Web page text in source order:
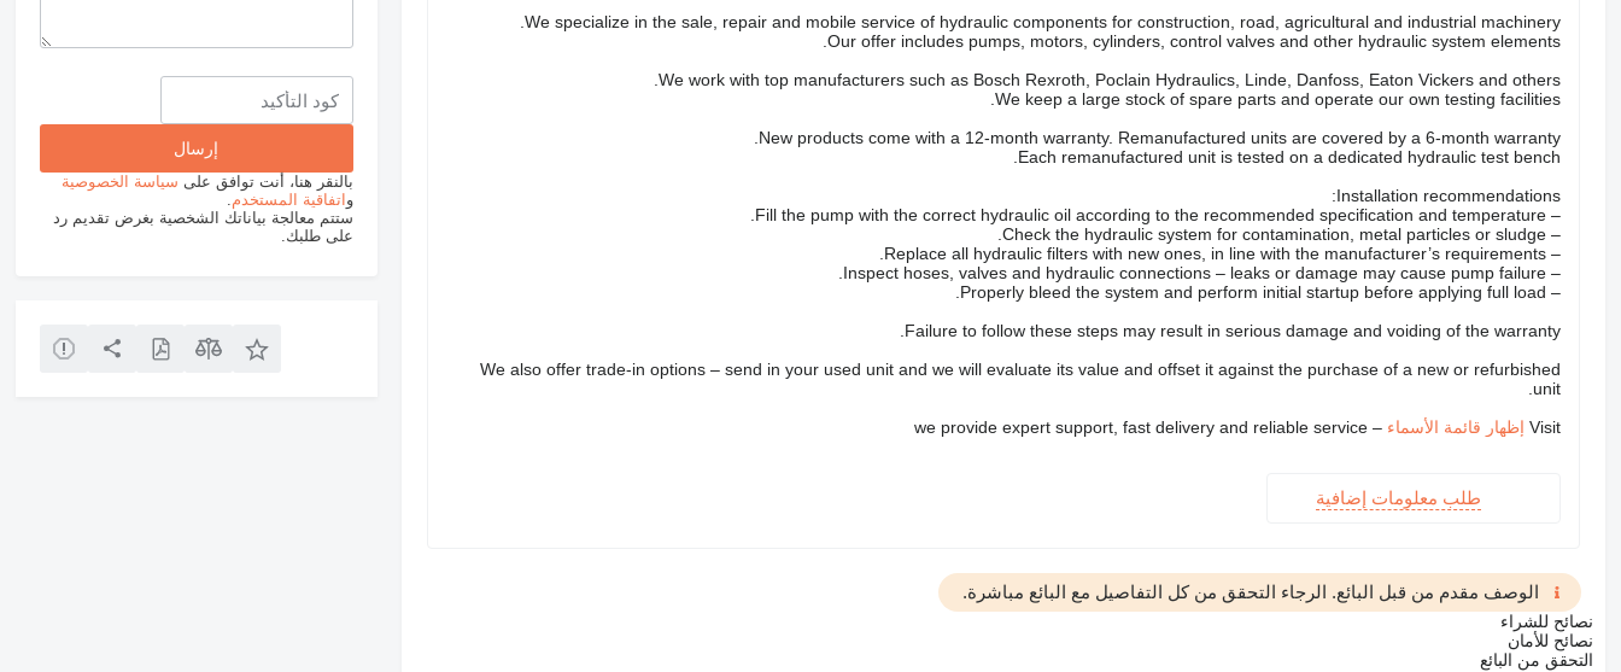
We specialize in the sale, repair and mobile service of hydraulic components for construction, road, agricultural and industrial machinery.
Our offer includes pumps, motors, cylinders, control valves and other hydraulic system elements.
We work with top manufacturers such as Bosch Rexroth, Poclain Hydraulics, Linde, Danfoss, Eaton Vickers and others.
We keep a large stock of spare parts and operate our own testing facilities.
New products come with a 12-month warranty. Remanufactured units are covered by a 6-month warranty.
Each remanufactured unit is tested on a dedicated hydraulic test bench.
Installation recommendations:
– Fill the pump with the correct hydraulic oil according to the recommended specification and temperature.
– Check the hydraulic system for contamination, metal particles or sludge.
– Replace all hydraulic filters with new ones, in line with the manufacturer’s requirements.
– Inspect hoses, valves and hydraulic connections – leaks or damage may cause pump failure.
– Properly bleed the system and perform initial startup before applying full load.
Failure to follow these steps may result in serious damage and voiding of the warranty.
We also offer trade-in options – send in your used unit and we will evaluate its value and offset it against the purchase of a new or refurbished
unit.
Visit إظهار قائمة الأسماء – we provide expert support, fast delivery and reliable service
طلب معلومات إضافية
الوصف مقدم من قبل البائع. الرجاء التحقق من كل التفاصيل مع البائع مباشرة.
نصائح للشراء
نصائح للأمان
التحقق من البائع
بالنقر هنا، أنت توافق على سياسة الخصوصية
و اتفاقية المستخدم.
ستتم معالجة بياناتك الشخصية بغرض تقديم رد
على طلبك.